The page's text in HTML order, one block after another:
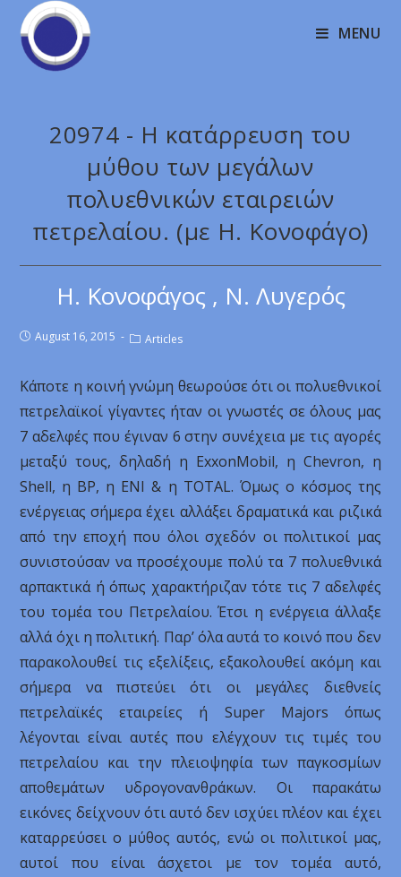
MENU
20974 - Η κατάρρευση του
μύθου των μεγάλων
πολυεθνικών εταιρειών
πετρελαίου. (με Η. Κονοφάγο)
Η. Κονοφάγος , Ν. Λυγερός
August 16, 2015 Articles
Κάποτε η κοινή γνώμη θεωρούσε ότι οι πολυεθνικοί
πετρελαϊκοί γίγαντες ήταν οι γνωστές σε όλους μας
7 αδελφές που έγιναν 6 στην συνέχεια με τις αγορές
μεταξύ τους, δηλαδή η ExxonMobil, η Chevron, η
Shell, η BP, η ENI & η TOTAL. Όμως ο κόσμος της
ενέργειας σήμερα έχει αλλάξει δραματικά και ριζικά
από την εποχή που όλοι σχεδόν οι πολιτικοί μας
συνιστούσαν να προσέχουμε πολύ τα 7 πολυεθνικά
αρπακτικά ή όπως χαρακτήριζαν τότε τις 7 αδελφές
του τομέα του Πετρελαίου. Έτσι η ενέργεια άλλαξε
αλλά όχι η πολιτική. Παρ’ όλα αυτά το κοινό που δεν
παρακολουθεί τις εξελίξεις, εξακολουθεί ακόμη και
σήμερα να πιστεύει ότι οι μεγάλες διεθνείς
πετρελαϊκές εταιρείες ή Super Majors όπως
λέγονται είναι αυτές που ελέγχουν τις τιμές του
πετρελαίου και την πλειοψηφία των παγκοσμίων
αποθεμάτων υδρογονανθράκων. Οι παρακάτω
εικόνες δείχνουν ότι αυτό δεν ισχύει πλέον και έχει
καταρρεύσει ο μύθος αυτός, ενώ οι πολιτικοί μας,
αυτοί που είναι άσχετοι με τον τομέα αυτό,